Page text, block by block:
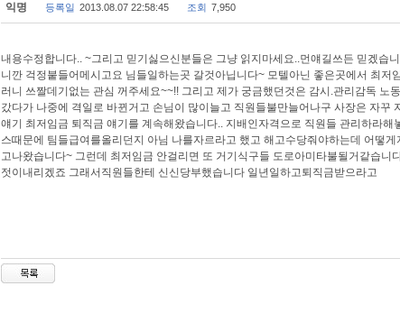
익명 등록일 2013.08.07 22:58:45 조회 7,950
내용수정합니다.. ~그리고 믿기싫으신분들은 그냥 읽지마세요..먼얘길쓰든 믿겠습
니깐 걱정붙들어메시고요 님들일하는곳 갈것아닙니다~ 모텔아닌 좋은곳에서 최저
러니 쓰짤데기없는 관심 꺼주세요~~!! 그리고 제가 궁금했던것은 감시.관리감독 노
갔다가 나중에 격일로 바뀐거고 손님이 많이늘고 직원들불만늘어나구 사장은 자꾸
얘기 최저임금 퇴직금 얘기를 계속해왔습니다.. 지배인자격으로 직원들 관리하라해
스때문에 팀들급여를올리던지 아님 나를자르라고 했고 해고수당줘야하는데 어떻
고나왔습니다~ 그런데 최저임금 안걸리면 또 거기식구들 도로아미타불될거같습니
젓이내리겠죠 그래서직원들한테 신신당부했습니다 일년일하고퇴직금받으라고